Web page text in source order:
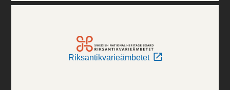
Riksantikvarieämbetet